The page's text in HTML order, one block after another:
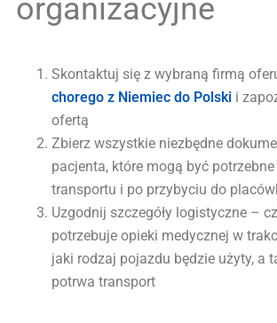
organizacyjne
Skontaktuj się z wybraną firmą
chorego z Niemiec do Polski i
ofertą
Zbierz wszystkie niezbędne
pacjenta, które mogą być
transportu i po przybyciu do
Uzgodnij szczegóły logistyczne –
potrzebuje opieki medycznej w
jaki rodzaj pojazdu będzie użyty, a
potrwa transport